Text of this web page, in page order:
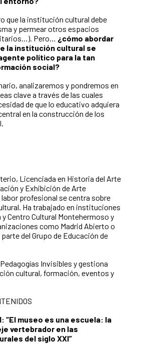
que la institución cultural debe
y permear otros espacios
Pero…
¿cómo abordar
la institución cultural se
político para la tan
social?
analizaremos y pondremos en
clave a través de las cuales
de que lo educativo adquiera
en la construcción de los
Licenciada en Historia del Arte
y Exhibición de Arte
profesional se centra sobre
Ha trabajado en instituciones
Centro Cultural Montehermoso y
como Madrid Abierto o
del Grupo de Educación de
Invisibles y gestiona
cultural, formación, eventos y
“El museo es una escuela: la
vertebrador en las
del siglo XXI”